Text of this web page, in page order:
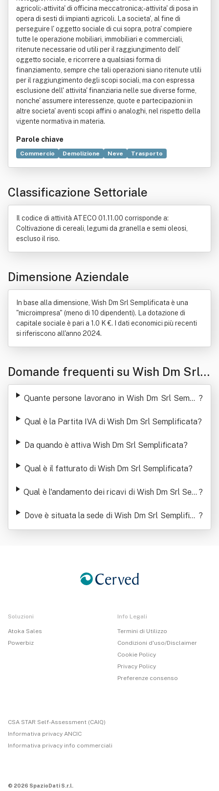
agricoli;- attivita' di officina meccatronica;- attivita' di posa in
opera di sesti di impianti agricoli. La societa', al fine di
perseguire l' oggetto sociale di cui sopra, potra' compiere
tutte le operazione mobiliari, immobiliari e commerciali,
ritenute necessarie od utili per il raggiungimento dell'
oggetto sociale, e ricorrere a qualsiasi forma di
finanziamento, sempre che tali operazioni siano ritenute utili
per il raggiungimento degli scopi sociali, ma con espressa
esclusione dell' attivita' finanziaria nelle sue diverse forme,
nonche' assumere interessenze, quote e partecipazioni in
altre societa' aventi scopi affini o analoghi, nel rispetto della
vigente normativa in materia.
Parole chiave
Commercio Demolizione Neve
Trasporto
Classificazione Settoriale
Il codice di attività ATECO 01.11.00 corrisponde a:
Coltivazione di cereali, legumi da granella e semi oleosi,
escluso il riso.
Dimensione Aziendale
In base alla dimensione, Wish Dm Srl Semplificata è una
"microimpresa" (meno di 10 dipendenti). La dotazione di
capitale sociale è pari a 1.0 K €. I dati economici più recenti
si riferiscono all'anno 2024.
Domande frequenti su Wish Dm Srl
Semplificata
Quante persone lavorano in Wish Dm Srl Sempli ?
Qual è la Partita IVA di Wish Dm Srl Semplificata?
Da quando è attiva Wish Dm Srl Semplificata?
Qual è il fatturato di Wish Dm Srl Semplificata?
Qual è l'andamento dei ricavi di Wish Dm Srl Sem ?
Dove è situata la sede di Wish Dm Srl Semplifica
ta
?
Soluzioni
Atoka Sales
Powerbiz
Info Legali
Termini di Utilizzo
Condizioni d'uso/Disclaimer
Cookie Policy
Privacy Policy
Preferenze consenso
CSA STAR Self-Assessment (CAIQ)
Informativa privacy ANCIC
Informativa privacy info commerciali
© 2026 SpazioDati S.r.l.